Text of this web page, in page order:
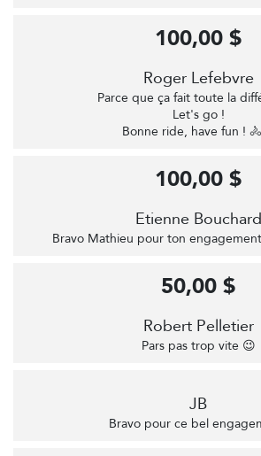
Roger Lefebvre
Parce que ça fait toute la
Let's go !
Bonne ride, have fun !
100,00 $
Etienne Bouchard
Bravo Mathieu pour ton
100,00 $
Robert Pelletier
Pars pas trop vite 😉
50,00 $
JB
Bravo pour ce bel